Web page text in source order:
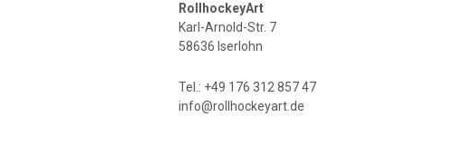
RollhockeyArt
Karl-Arnold-Str. 7
58636 Iserlohn
Tel.: +49 176 312 857 47
info@rollhockeyart.de